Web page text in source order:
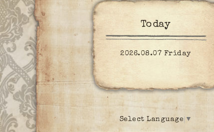
Today
2026.08.07 Friday
Select Language ▼